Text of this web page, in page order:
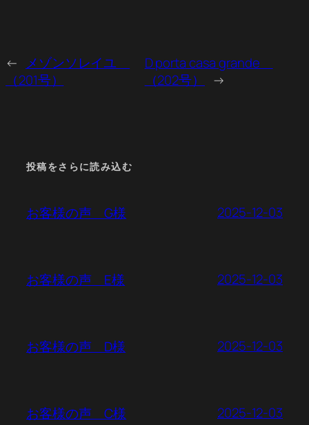
← メゾンソレイユ
（201号）
D porta casa grande
（202号）
→
投稿をさらに読み込む
お客様の声 G様 2025-12-03
お客様の声 E様 2025-12-03
お客様の声 D様 2025-12-03
お客様の声 C様 2025-12-03